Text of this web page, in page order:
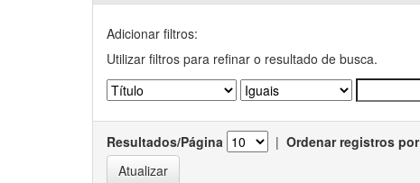
Adicionar filtros:
Utilizar filtros para refinar o resultado de busca.
Resultados/Página | Ordenar registros por